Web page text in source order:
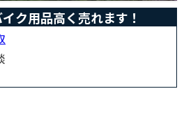
ク用品高く売れます！